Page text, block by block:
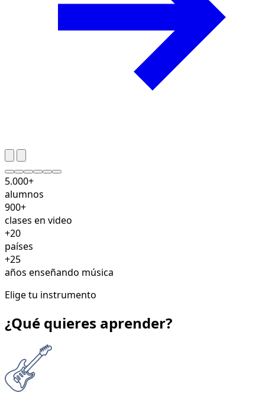
5.000+
alumnos
900+
clases en video
+20
países
+25
años enseñando música
Elige tu instrumento
¿Qué quieres aprender?